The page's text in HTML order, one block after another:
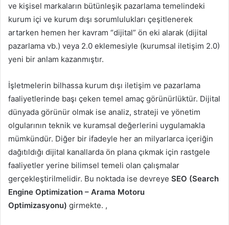
ve kişisel markaların bütünleşik pazarlama temelindeki
kurum içi ve kurum dışı sorumlulukları çeşitlenerek
artarken hemen her kavram “dijital” ön eki alarak (dijital
pazarlama vb.) veya 2.0 eklemesiyle (kurumsal iletişim 2.0)
yeni bir anlam kazanmıştır.
İşletmelerin bilhassa kurum dışı iletişim ve pazarlama
faaliyetlerinde başı çeken temel amaç görünürlüktür. Dijital
dünyada görünür olmak ise analiz, strateji ve yönetim
olgularının teknik ve kuramsal değerlerini uygulamakla
mümkündür. Diğer bir ifadeyle her an milyarlarca içeriğin
dağıtıldığı dijital kanallarda ön plana çıkmak için rastgele
faaliyetler yerine bilimsel temeli olan çalışmalar
gerçekleştirilmelidir. Bu noktada ise devreye SEO (Search
Engine Optimization – Arama Motoru
Optimizasyonu) girmekte. ,